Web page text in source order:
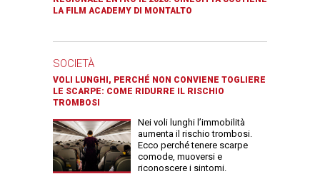
LA FILM ACADEMY DI MONTALTO
SOCIETÀ
VOLI LUNGHI, PERCHÉ NON CONVIENE TOGLIERE
LE SCARPE: COME RIDURRE IL RISCHIO
TROMBOSI
Nei voli lunghi l’immobilità
aumenta il rischio trombosi.
Ecco perché tenere scarpe
comode, muoversi e
riconoscere i sintomi.